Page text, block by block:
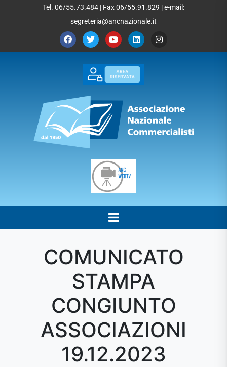
Tel. 06/55.73.484 | Fax 06/55.91.829 | e-mail:
segreteria@ancnazionale.it
COMUNICATO
STAMPA
CONGIUNTO
ASSOCIAZIONI
19.12.2023